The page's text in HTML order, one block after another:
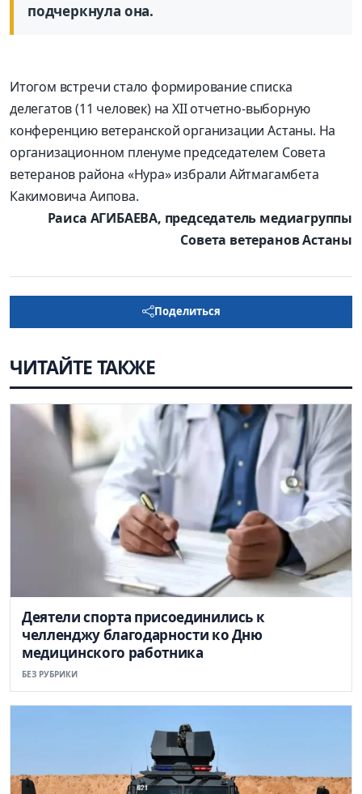
подчеркнула она.
Итогом встречи стало формирование списка
делегатов (11 человек) на ХII отчетно-выборную
конференцию ветеранской организации Астаны. На
организационном пленуме председателем Совета
ветеранов района «Нура» избрали Айтмагамбета
Какимовича Аипова.
Раиса АГИБАЕВА, председатель медиагруппы
Совета ветеранов Астаны
Поделиться
ЧИТАЙТЕ ТАКЖЕ
Деятели спорта присоединились к
челленджу благодарности ко Дню
медицинского работника
БЕЗ РУБРИКИ